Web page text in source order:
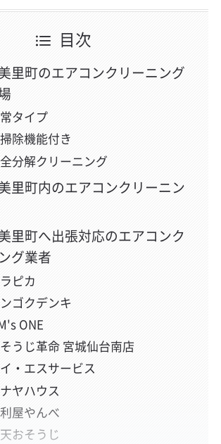
目次
里町のエアコンクリーニング
タイプ
除機能付き
分解クリーニング
里町内のエアコンクリーニン
里町へ出張対応のエアコンク
グ業者
ピカ
ゴクデンキ
ONE
うじ革命 宮城仙台南店
・エスサービス
ヤハウス
屋やんべ
おそうじ